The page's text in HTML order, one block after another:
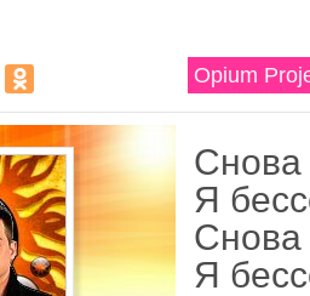
Opium
Снова
Я
Снова
Я